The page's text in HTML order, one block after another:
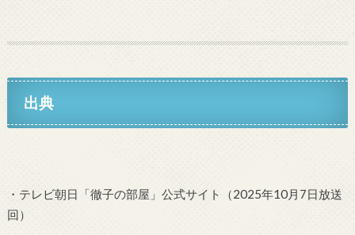
出典
・テレビ朝日「徹子の部屋」公式サイト（2025年10月7日放送
回）